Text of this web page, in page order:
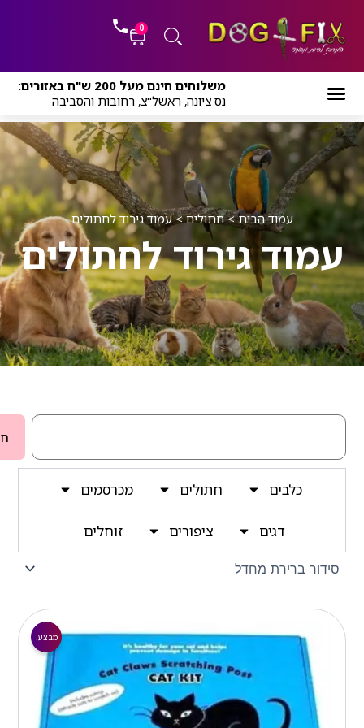
לתוכן
0
עגלת
קניות
משלוחים חינם מעל 200 ש"ח באזורים:
נס ציונה, ראשל"צ, רחובות והסביבה
עמוד הבית>חתולים>עמוד גירוד לחתולים
עמוד גירוד לחתולים
חיפוש
כלבים חתולים מכרסמים
דגים ציפורים זוחלים
מבצע!
המקורי
היה:
₪ 39.00.
הנוכחי
הוא:
₪ 25.00.